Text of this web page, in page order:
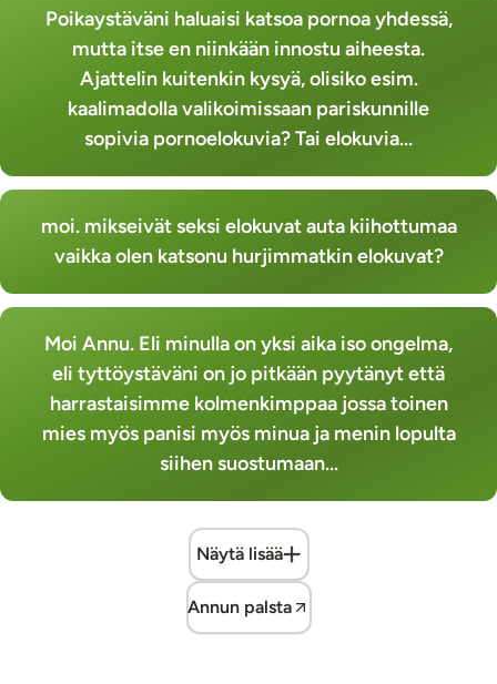
Poikaystäväni haluaisi katsoa pornoa yhdessä,
mutta itse en niinkään innostu aiheesta.
Ajattelin kuitenkin kysyä, olisiko esim.
kaalimadolla valikoimissaan pariskunnille
sopivia pornoelokuvia? Tai elokuvia...
moi. mikseivät seksi elokuvat auta kiihottumaa
vaikka olen katsonu hurjimmatkin elokuvat?
Moi Annu. Eli minulla on yksi aika iso ongelma,
eli tyttöystäväni on jo pitkään pyytänyt että
harrastaisimme kolmenkimppaa jossa toinen
mies myös panisi myös minua ja menin lopulta
siihen suostumaan...
Näytä lisää
Annun palsta